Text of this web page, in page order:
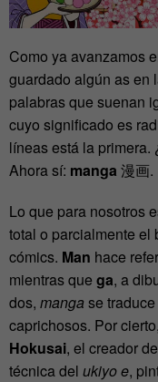
Como ya avanzamos
guardado algún as en
palabras que suenan
cuyo significado es
líneas está la primera.
Ahora sí: manga 漫画.
Lo que para nosotros
total o parcialmente el
cómics. Man hace
mientras que ga, a
dos, manga se
caprichosos. Por
Hokusai, el creador de
técnica del ukiyo e,